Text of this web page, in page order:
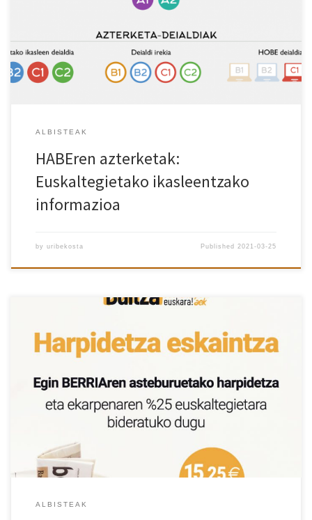
baldintzak betetzen badira. -Azterketa-deialdi bidezko
gaitasuna (partez edo osorik) kanpo-ebaluazioaren bidez
egiaztatzen da, HABEk antolatutako azterketa-deialdietan. Deialdi
hauek […]
ALBISTEAK
HABEren azterketak:
Euskaltegietako ikasleentzako
informazioa
by uribekosta Published 2021-03-25
AEK-k Bultza eskaltegiak, Bultza euskara! kanpaina abiatu du,
aurten egiterik izango ez den Korrikak eragingo duen zulo
izan du kanpainarekin, irakurle berriak izateko euskaldunak
sortzen jarraitu behar dutelako euskaltegiek. Egin ezazu
BERRIAren asteburuetako harpidetza martxoaren 28a baino
lehen, eta ekarpenaren %25 AEK-k jasoko du […]
ALBISTEAK